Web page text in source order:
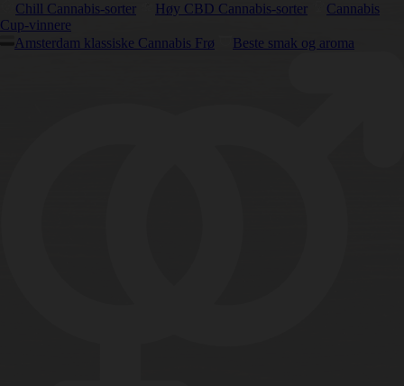
Chill Cannabis-sorter
Høy CBD Cannabis-sorter
Cannabis
Cup-vinnere
Amsterdam klassiske Cannabis Frø
Beste smak og aroma